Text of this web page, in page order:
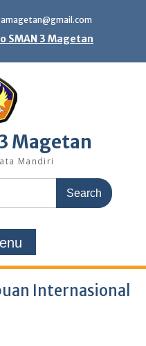
SMAN 3 Magetan
Magetan
Mandiri
Internasional